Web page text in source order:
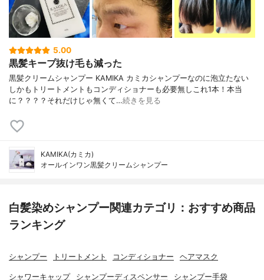
5.00
黒髪キープ抜け毛も減った
黒髪クリームシャンプー KAMIKA カミカシャンプーなのに泡立たない
しかもトリートメントもコンディショナーも必要無しこれ1本！本当
に？？？？それだけじゃ無くて…続きを見る
KAMIKA(カミカ)
オールインワン黒髪クリームシャンプー
白髪染めシャンプー関連カテゴリ：おすすめ商品
ランキング
シャンプー トリートメント コンディショナー ヘアマスク
シャワーキャップ シャンプーディスペンサー シャンプー手袋